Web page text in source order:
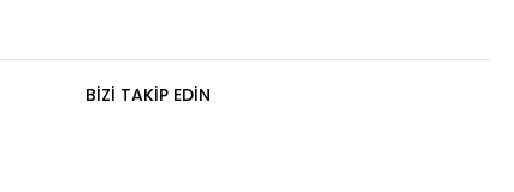
BIZI TAKIP EDIN